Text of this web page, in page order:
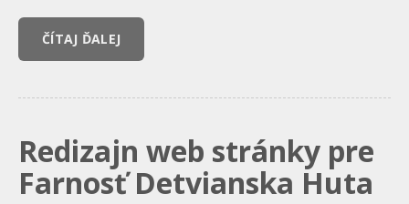
ČÍTAJ ĎALEJ
Redizajn web stránky pre
Farnosť Detvianska Huta